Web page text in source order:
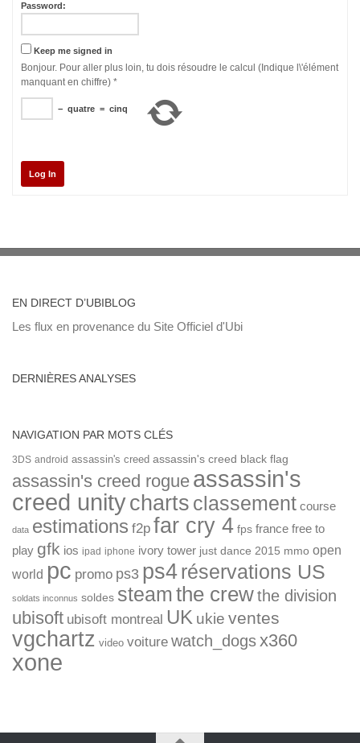
Password:
Keep me signed in
Bonjour. Pour aller plus loin, tu dois résoudre le calcul (Indique l\'élément
manquant en chiffre) *
− quatre = cinq
Log In
EN DIRECT D’UBIBLOG
Les flux en provenance du Site Officiel d'Ubi
DERNIÈRES ANALYSES
NAVIGATION PAR MOTS CLÉS
3DS android assassin's creed assassin's creed black flag
assassin's creed rogue assassin's
creed unitycharts classement course
data estimations f2p far cry 4 fps france free to
play gfk ios ipad iphone ivory tower just dance 2015 mmo open
world pc promo ps3 ps4réservations US
soldats inconnus soldes steamthe crewthe division
ubisoft ubisoft montreal UK ukie ventes
vgchartz video voiture watch_dogsx360
xone